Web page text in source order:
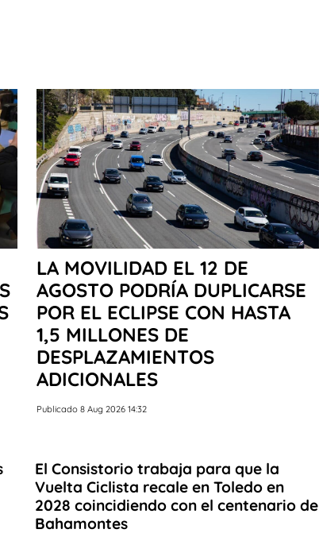
LA MOVILIDAD EL 12 DE
AGOSTO PODRÍA DUPLICARSE
POR EL ECLIPSE CON HASTA
1,5 MILLONES DE
DESPLAZAMIENTOS
ADICIONALES
Publicado 8 Aug 2026 14:32
El Consistorio trabaja para que la
Vuelta Ciclista recale en Toledo en
2028 coincidiendo con el centenario de
Bahamontes